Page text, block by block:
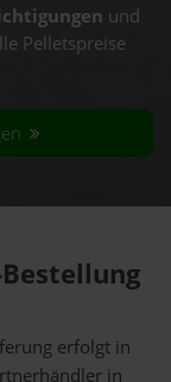
und
Pelletspreise
erfolgt in
in